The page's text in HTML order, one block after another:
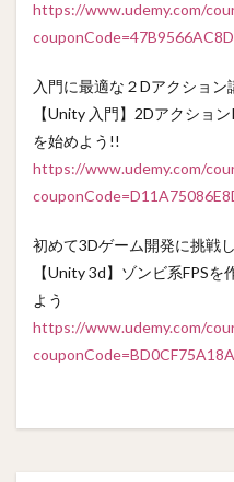
https://www.udemy.com/
入門に最適な２Dアクション
【Unity 入門】2Dアクショ
を始めよう!!
https://www.udemy.com/
初めて3Dゲーム開発に挑戦
【Unity 3d】ゾンビ系FPS
よう
https://www.udemy.com/